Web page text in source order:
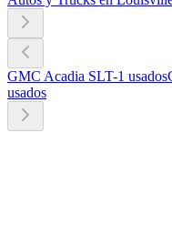
GMC Acadia SLT-1 usados
usados